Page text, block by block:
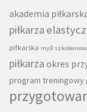
akademia
piłkarza
piłkarska myśl
piłkarza okres
program treningowy